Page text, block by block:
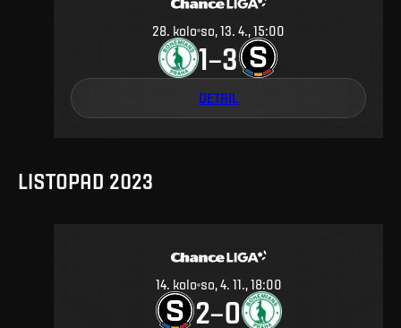
28. kolo so, 13. 4., 15:00
1–3
DETAIL
LISTOPAD 2023
14. kolo so, 4. 11., 18:00
2–0